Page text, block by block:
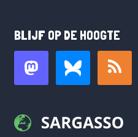
BLIJF OP DE HOOGTE